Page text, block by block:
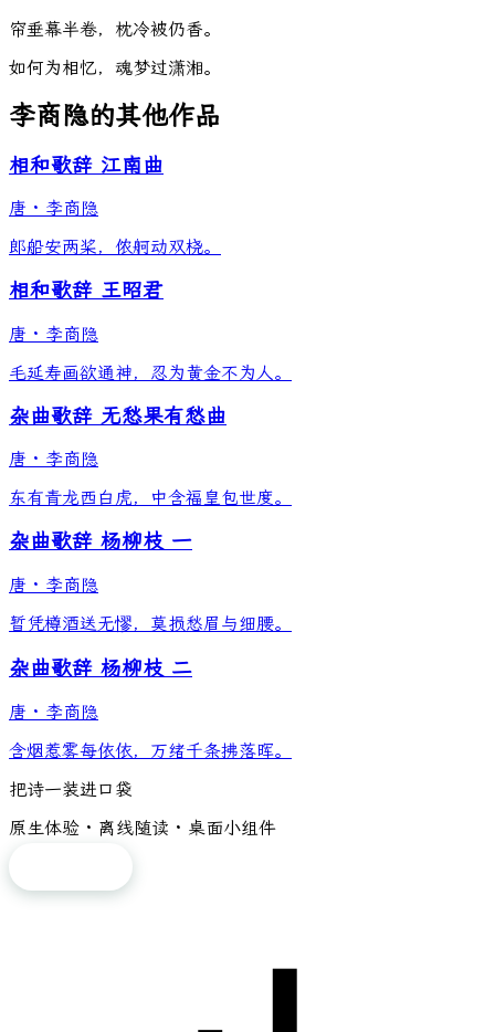
帘垂幕半卷， 枕冷被仍香。
如何为相忆， 魂梦过潇湘。
李商隐的其他作品
相和歌辞 江南曲
唐 · 李商隐
郎船安两桨，侬舸动双桡。
相和歌辞 王昭君
唐 · 李商隐
毛延寿画欲通神，忍为黄金不为人。
杂曲歌辞 无愁果有愁曲
唐 · 李商隐
东有青龙西白虎，中含福皇包世度。
杂曲歌辞 杨柳枝 一
唐 · 李商隐
暂凭樽酒送无憀，莫损愁眉与细腰。
杂曲歌辞 杨柳枝 二
唐 · 李商隐
含烟惹雾每依依，万绪千条拂落晖。
把诗一装进口袋
原生体验 · 离线随读 · 桌面小组件